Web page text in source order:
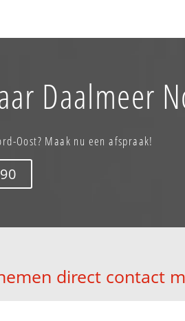
Daalmeer
Oost? Maak nu een afspraak!
direct contact